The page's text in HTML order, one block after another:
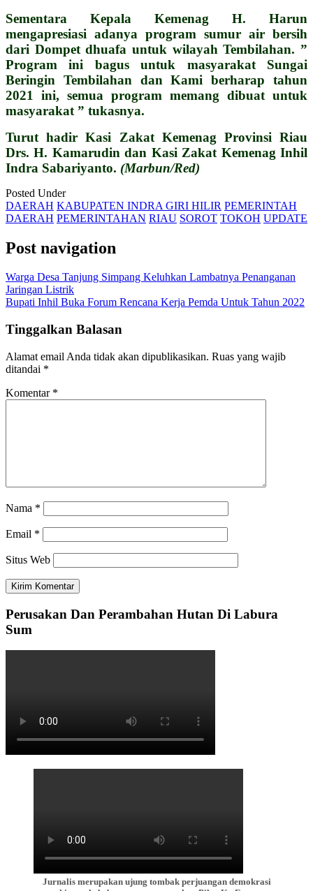
Sementara Kepala Kemenag H. Harun
mengapresiasi adanya program sumur air bersih
dari Dompet dhuafa untuk wilayah Tembilahan. ”
Program ini bagus untuk masyarakat Sungai
Beringin Tembilahan dan Kami berharap tahun
2021 ini, semua program memang dibuat untuk
masyarakat ” tukasnya.
Turut hadir Kasi Zakat Kemenag Provinsi Riau
Drs. H. Kamarudin dan Kasi Zakat Kemenag Inhil
Indra Sabariyanto. (Marbun/Red)
Posted Under
DAERAH KABUPATEN INDRA GIRI HILIR PEMERINTAH
DAERAH PEMERINTAHAN RIAU SOROT TOKOH UPDATE
Post navigation
Warga Desa Tanjung Simpang Keluhkan Lambatnya Penanganan
Jaringan Listrik
Bupati Inhil Buka Forum Rencana Kerja Pemda Untuk Tahun 2022
Tinggalkan Balasan
Alamat email Anda tidak akan dipublikasikan. Ruas yang wajib
ditandai *
Komentar *
Nama *
Email *
Situs Web
Perusakan Dan Perambahan Hutan Di Labura
Sum
Jurnalis merupakan ujung tombak perjuangan demokrasi